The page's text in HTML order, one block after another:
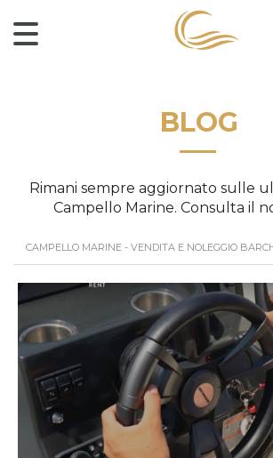
BLOG
Rimani sempre aggiornato sulle
Campello Marine. Consulta il
CAMPELLO MARINE - VENDITA E NOLEGGIO